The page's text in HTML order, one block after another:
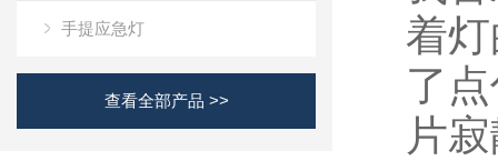
手提应急灯
查看全部产品 >>
着
了
片